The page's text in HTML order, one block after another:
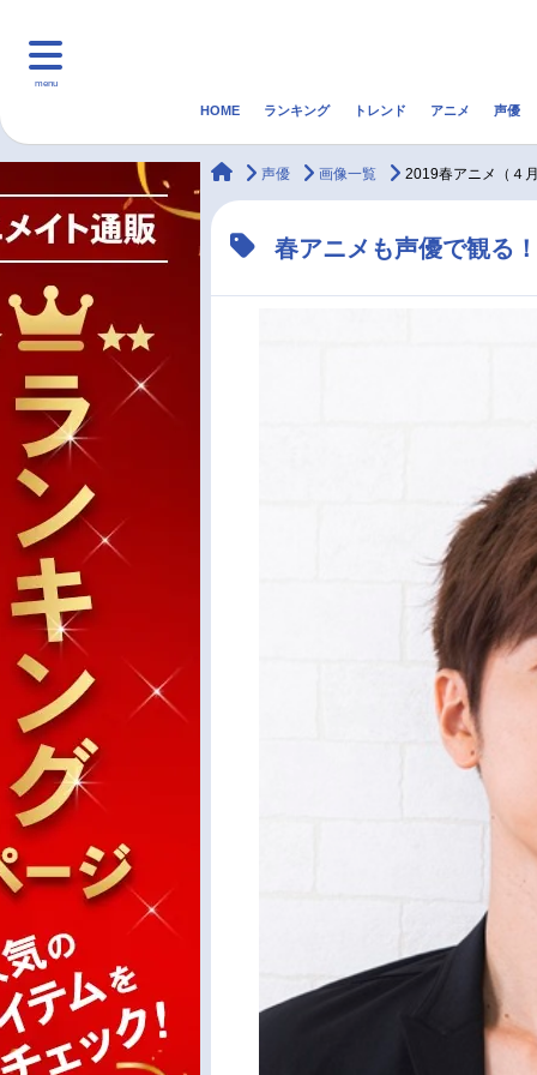
menu
マンガ・ラノベ ゲーム・アプリ 音楽
最新記事一覧
HOME ランキング トレンド アニメ 声優
animateTimes
声優 画像一覧 2019春アニメ（４
春アニメも声優で観る